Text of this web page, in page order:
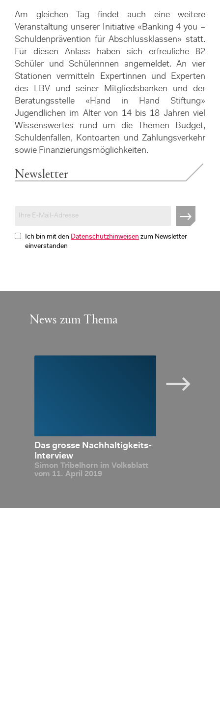
Newsletter
Ich bin mit den Datenschutzhinweisen zum Newsletter
einverstanden
Am gleichen Tag findet auch eine weitere
Veranstaltung unserer Initiative «Banking 4 you –
Schuldenprävention für Abschlussklassen» statt.
Für diesen Anlass haben sich erfreuliche 82
Schüler und Schülerinnen angemeldet. An vier
Stationen vermitteln Expertinnen und Experten
des LBV und seiner Mitgliedsbanken und der
Beratungsstelle «Hand in Hand Stiftung»
Jugendlichen im Alter von 14 bis 18 Jahren viel
Wissenswertes rund um die Themen Budget,
Schuldenfallen, Kontoarten und Zahlungsverkehr
sowie Finanzierungsmöglichkeiten.
News zum Thema
Das gros­se Nach­hal­tig­keits-
In­ter­view
Simon Tri­bel­horn im Volks­blatt
vom 11. April 2019